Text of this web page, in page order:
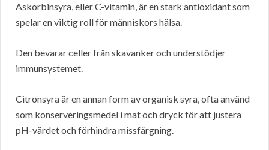
Askorbinsyra, eller C-vitamin, är en stark antioxidant som
spelar en viktig roll för människors hälsa.
Den bevarar celler från skavanker och understödjer
immunsystemet.
Citronsyra är en annan form av organisk syra, ofta använd
som konserveringsmedel i mat och dryck för att justera
pH-värdet och förhindra missfärgning.